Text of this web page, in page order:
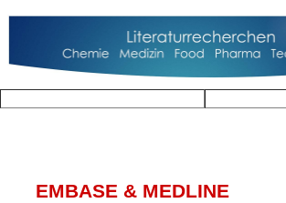
EMBASE & MEDLINE